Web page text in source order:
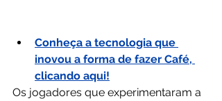
Conheça a tecnologia que
inovou a forma de fazer Café,
clicando aqui!
Os jogadores que experimentaram a